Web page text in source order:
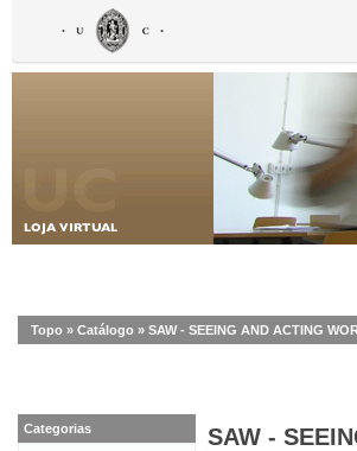
Topo » Catálogo » SAW - SEEING AND ACTING
SAW -
Categorias